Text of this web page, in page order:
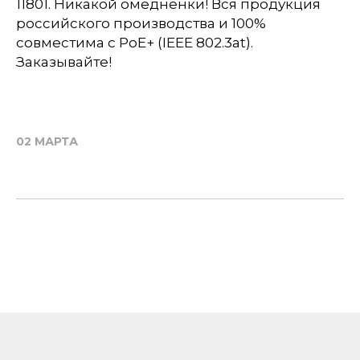
11801. Никакой омедненки! Вся продукция
российского производства и 100%
совместима с PoE+ (IEEE 802.3at).
Заказывайте!
02 МАРТА